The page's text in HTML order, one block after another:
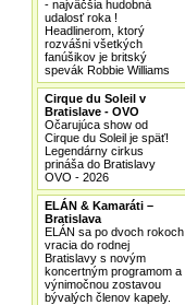
- najväčšia hudobná
udalosť roka !
Headlinerom, ktorý
rozvášni všetkých
fanúšikov je britský
spevák Robbie Williams
Cirque du Soleil v
Bratislave - OVO
Očarujúca show od
Cirque du Soleil je späť!
Legendárny cirkus
prináša do Bratislavy
OVO - 2026
ELÁN & Kamaráti –
Bratislava
ELÁN sa po dvoch rokoch
vracia do rodnej
Bratislavy s novým
koncertným programom a
výnimočnou zostavou
bývalých členov kapely.